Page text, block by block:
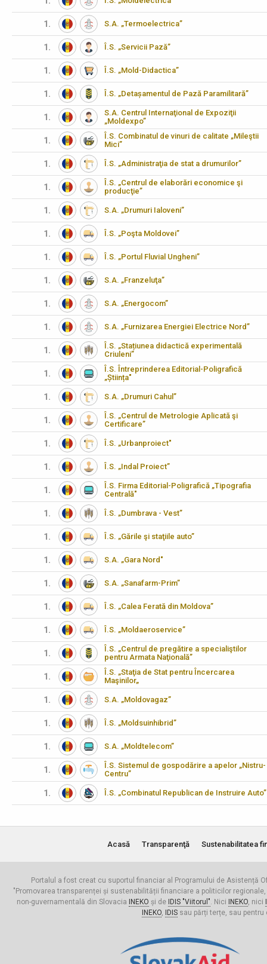
1. S.A. „Termoelectrica”
1. Î.S. „Servicii Pază”
1. Î.S. „Mold-Didactica”
1. Î.S. „Detașamentul de Pază Paramilitară”
1.
S.A. Centrul Internaţional de Expoziţii
„Moldexpo”
1.
Î.S. Combinatul de vinuri de calitate „Mileştii
Mici”
1. Î.S. „Administraţia de stat a drumurilor”
1.
Î.S. „Centrul de elaborări economice şi
producţie”
1. S.A. „Drumuri Ialoveni”
1. Î.S. „Poşta Moldovei”
1. Î.S. „Portul Fluvial Ungheni”
1. S.A. „Franzeluţa”
1. S.A. „Energocom”
1. S.A. „Furnizarea Energiei Electrice Nord”
1.
Î.S. „Stațiunea didactică experimentală
Criuleni”
1.
Î.S. Întreprinderea Editorial-Poligrafică
„Știința"
1. S.A. „Drumuri Cahul”
1.
Î.S. „Centrul de Metrologie Aplicată şi
Certificare”
1. Î.S. „Urbanproiect"
1. Î.S. „Indal Proiect”
1.
Î.S. Firma Editorial-Poligrafică „Tipografia
Centrală"
1. Î.S. „Dumbrava - Vest”
1. Î.S. „Gările şi staţiile auto”
1. S.A. „Gara Nord"
1. S.A. „Sanafarm-Prim”
1. Î.S. „Calea Ferată din Moldova”
1. Î.S. „Moldaeroservice”
1.
Î.S. „Centrul de pregătire a specialiştilor
pentru Armata Naţională”
1.
Î.S. „Staţia de Stat pentru Încercarea
Maşinilor„
1. S.A. „Moldovagaz”
1. Î.S. „Moldsuinhibrid”
1. S.A. „Moldtelecom”
1.
Î.S. Sistemul de gospodărire a apelor „Nistru-
Centru”
1. Î.S. „Combinatul Republican de Instruire Auto”
Acasă Transparenţă Sustenabilitatea
Portalul a fost creat cu suportul financiar al Programului de Asistență
"Promovarea transparenței și sustenabilității financiare a politicilor
non-guvernamentală din Slovacia
INEKO și de IDIS "Viitorul". Nici INEKO, nici
INEKO, IDISsau părți terțe, sau pentru